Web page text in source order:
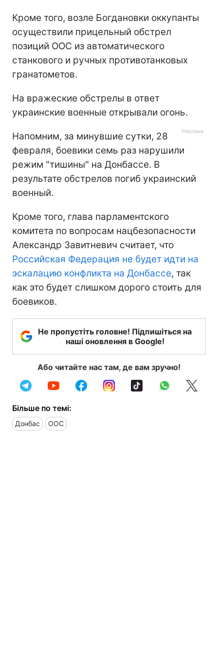
Кроме того, возле Богдановки оккупанты
осуществили прицельный обстрел
позиций ООС из автоматического
станкового и ручных противотанковых
гранатометов.
На вражеские обстрелы в ответ
украинские военные открывали огонь.
Напомним, за минувшие сутки, 28
февраля, боевики семь раз нарушили
режим "тишины" на Донбассе. В
результате обстрелов погиб украинский
военный.
Кроме того, глава парламентского
комитета по вопросам нацбезопасности
Александр Завитневич считает, что
Российская Федерация не будет идти на
эскалацию конфликта на Донбассе, так
как это будет слишком дорого стоить для
боевиков.
Не пропустіть головне! Підпишіться на
наші оновлення в Google!
Або читайте нас там, де вам зручно!
Більше по темі:
Донбас ООС